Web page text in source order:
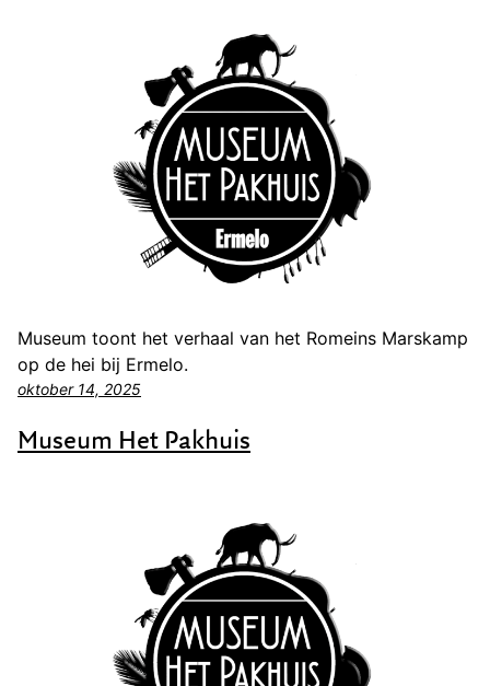
Museum toont het verhaal van het Romeins Marskamp
op de hei bij Ermelo.
oktober 14, 2025
Museum Het Pakhuis